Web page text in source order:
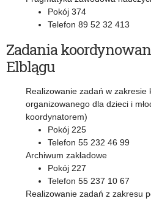
Pokój 374
Telefon 89 52 32 413
Zadania
Elblągu
Realizowanie zadań w zakresie
organizowanego dla dzieci i
koordynatorem)
Pokój 225
Telefon 55 232 46 99
Archiwum zakładowe
Pokój 227
Telefon 55 237 10 67
Realizowanie zadań z zakresu